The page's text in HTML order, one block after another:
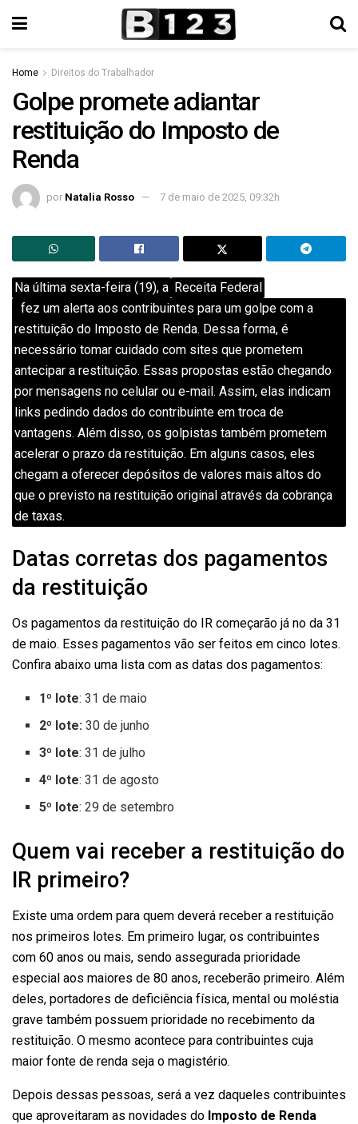
Home Direitos do Trabalhador
Golpe promete adiantar
restituição do Imposto de
Renda
por Natalia Rosso 7 de maio de 2025, 09:32h
Na última sexta-feira (19), a Receita Federal
fez um alerta aos contribuintes para um golpe com a
restituição do Imposto de Renda. Dessa forma, é
necessário tomar cuidado com sites que prometem
antecipar a restituição. Essas propostas estão chegando
por mensagens no celular ou e-mail. Assim, elas indicam
links pedindo dados do contribuinte em troca de
vantagens. Além disso, os golpistas também prometem
acelerar o prazo da restituição. Em alguns casos, eles
chegam a oferecer depósitos de valores mais altos do
que o previsto na restituição original através da cobrança
de taxas.
Datas corretas dos pagamentos
da restituição
Os pagamentos da restituição do IR começarão já no da 31
de maio. Esses pagamentos vão ser feitos em cinco lotes.
Confira abaixo uma lista com as datas dos pagamentos:
1º lote: 31 de maio
2º lote: 30 de junho
3º lote: 31 de julho
4º lote: 31 de agosto
5º lote: 29 de setembro
Quem vai receber a restituição do
IR primeiro?
Existe uma ordem para quem deverá receber a restituição
nos primeiros lotes. Em primeiro lugar, os contribuintes
com 60 anos ou mais, sendo assegurada prioridade
especial aos maiores de 80 anos, receberão primeiro. Além
deles, portadores de deficiência física, mental ou moléstia
grave também possuem prioridade no recebimento da
restituição. O mesmo acontece para contribuintes cuja
maior fonte de renda seja o magistério.
Depois dessas pessoas, será a vez daqueles contribuintes
que aproveitaram as novidades do Imposto de Renda